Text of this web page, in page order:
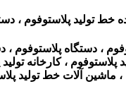
خط تولید پلاستوفوم ،
، دستگاه پلاستوفوم
پلاستوفوم ، کارخانه
آلات خط تولید